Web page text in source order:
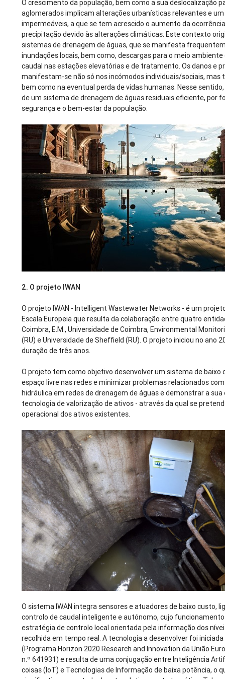
O crescimento da população, bem como a sua deslocalização
aglomerados implicam alterações urbanísticas relevantes e
impermeáveis, a que se tem acrescido o aumento da
precipitação devido às alterações climáticas. Este contexto
sistemas de drenagem de águas, que se manifesta
inundações locais, bem como, descargas para o meio
caudal nas estações elevatórias e de tratamento. Os danos e
manifestam-se não só nos incómodos individuais/sociais, mas
bem como na eventual perda de vidas humanas. Nesse
de um sistema de drenagem de águas residuais eficiente, por
segurança e o bem-estar da população.
2. O projeto IWAN
O projeto IWAN - Intelligent Wastewater Networks - é um
Escala Europeia que resulta da colaboração entre quatro
Coimbra, E.M., Universidade de Coimbra, Environmental
(RU) e Universidade de Sheffield (RU). O projeto iniciou no ano
duração de três anos.
O projeto tem como objetivo desenvolver um sistema de baixo
espaço livre nas redes e minimizar problemas relacionados
hidráulica em redes de drenagem de águas e demonstrar a
tecnologia de valorização de ativos - através da qual se
operacional dos ativos existentes.
O sistema IWAN integra sensores e atuadores de baixo custo,
controlo de caudal inteligente e autónomo, cujo
estratégia de controlo local orientada pela informação dos
recolhida em tempo real. A tecnologia a desenvolver foi iniciada
(Programa Horizon 2020 Research and Innovation da União
n.º 641931) e resulta de uma conjugação entre Inteligência
coisas (IoT) e Tecnologias de Informação de baixa potência, o